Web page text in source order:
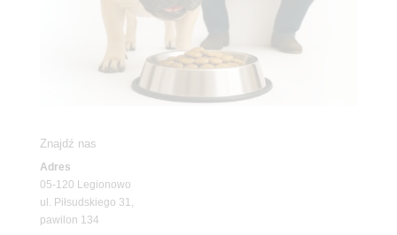
Znajdź nas
Adres
05-120 Legionowo
ul. Piłsudskiego 31,
pawilon 134